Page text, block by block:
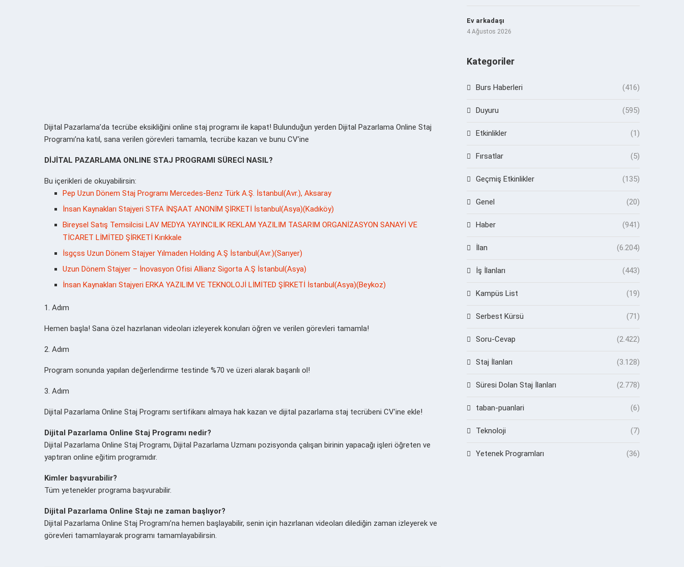
Dijital Pazarlama’da tecrübe eksikliğini online staj programı ile kapat! Bulunduğun yerden Dijital Pazarlama Online Staj
Programı’na katıl, sana verilen görevleri tamamla, tecrübe kazan ve bunu CV’ine
DİJİTAL PAZARLAMA ONLINE STAJ PROGRAMI SÜRECİ NASIL?
Bu içerikleri de okuyabilirsin:
Pep Uzun Dönem Staj Programı Mercedes-Benz Türk A.Ş. İstanbul(Avr.), Aksaray
İnsan Kaynakları Stajyeri STFA İNŞAAT ANONİM ŞİRKETİ İstanbul(Asya)(Kadıköy)
Bireysel Satış Temsilcisi LAV MEDYA YAYINCILIK REKLAM YAZILIM TASARIM ORGANİZASYON SANAYİ VE
TİCARET LİMİTED ŞİRKETİ Kırıkkale
İsgçss Uzun Dönem Stajyer Yılmaden Holding A.Ş İstanbul(Avr.)(Sarıyer)
Uzun Dönem Stajyer – İnovasyon Ofisi Allianz Sigorta A.Ş İstanbul(Asya)
İnsan Kaynakları Stajyeri ERKA YAZILIM VE TEKNOLOJİ LİMİTED ŞİRKETİ İstanbul(Asya)(Beykoz)
1. Adım
Hemen başla! Sana özel hazırlanan videoları izleyerek konuları öğren ve verilen görevleri tamamla!
2. Adım
Program sonunda yapılan değerlendirme testinde %70 ve üzeri alarak başarılı ol!
3. Adım
Dijital Pazarlama Online Staj Programı sertifikanı almaya hak kazan ve dijital pazarlama staj tecrübeni CV’ine ekle!
Dijital Pazarlama Online Staj Programı nedir?
Dijital Pazarlama Online Staj Programı, Dijital Pazarlama Uzmanı pozisyonda çalışan birinin yapacağı işleri öğreten ve
yaptıran online eğitim programıdır.
Kimler başvurabilir?
Tüm yetenekler programa başvurabilir.
Dijital Pazarlama Online Stajı ne zaman başlıyor?
Dijital Pazarlama Online Staj Programı’na hemen başlayabilir, senin için hazırlanan videoları dilediğin zaman izleyerek ve
görevleri tamamlayarak programı tamamlayabilirsin.
Ev arkadaşı
4 Ağustos 2026
Kategoriler
Burs Haberleri (416)
Duyuru (595)
Etkinlikler (1)
Fırsatlar (5)
Geçmiş Etkinlikler (135)
Genel (20)
Haber (941)
İlan (6.204)
İş İlanları (443)
Kampüs List (19)
Serbest Kürsü (71)
Soru-Cevap (2.422)
Staj İlanları (3.128)
Süresi Dolan Staj İlanları (2.778)
taban-puanlari (6)
Teknoloji (7)
Yetenek Programları (36)